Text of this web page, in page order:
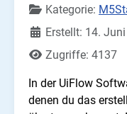
Kategorie:
Erstellt: 14.
Zugriffe: 4137
In der UiFlow
denen du das